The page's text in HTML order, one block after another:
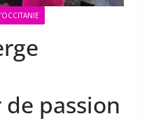
passion